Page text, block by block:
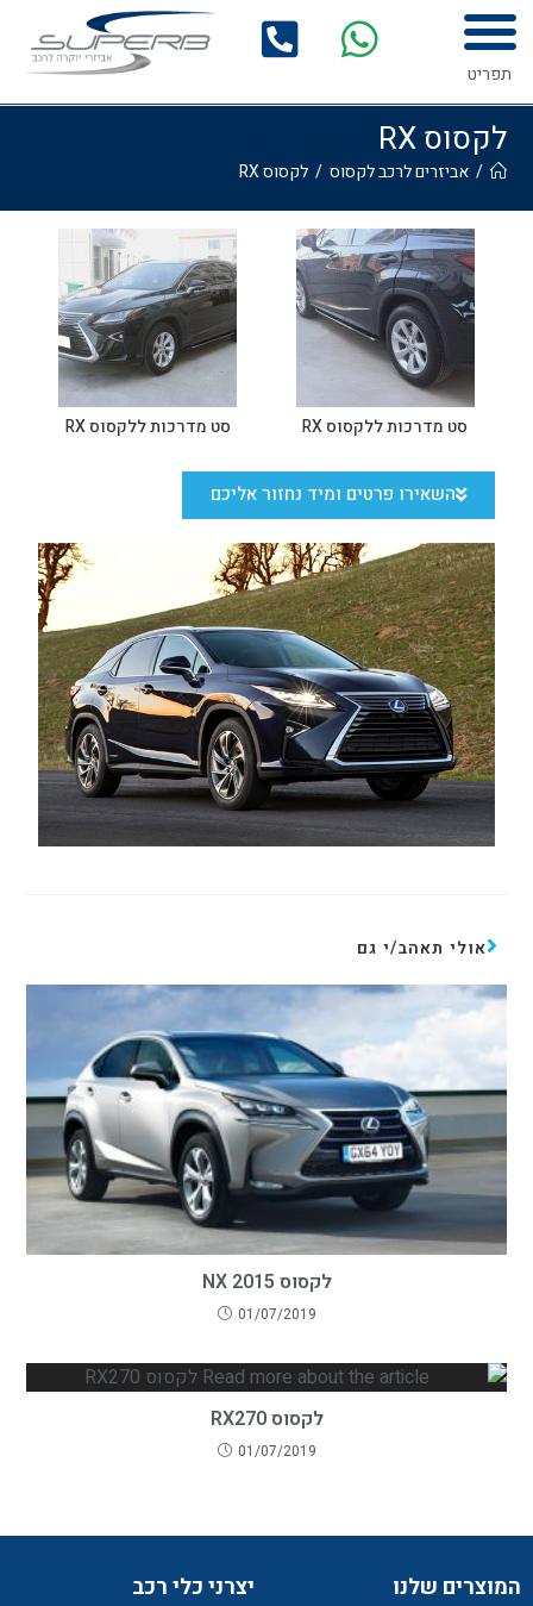
לתוכן
תפריט
לקסוס RX
/ אביזרים לרכב לקסוס / לקסוס RX
סט מדרכות ללקסוס RX סט מדרכות ללקסוס RX
השאירו פרטים ומיד נחזור אליכם
אולי תאהב/י גם
לקסוס NX 2015
01/07/2019
לקסוס RX270
01/07/2019
המוצרים שלנו יצרני כלי רכב